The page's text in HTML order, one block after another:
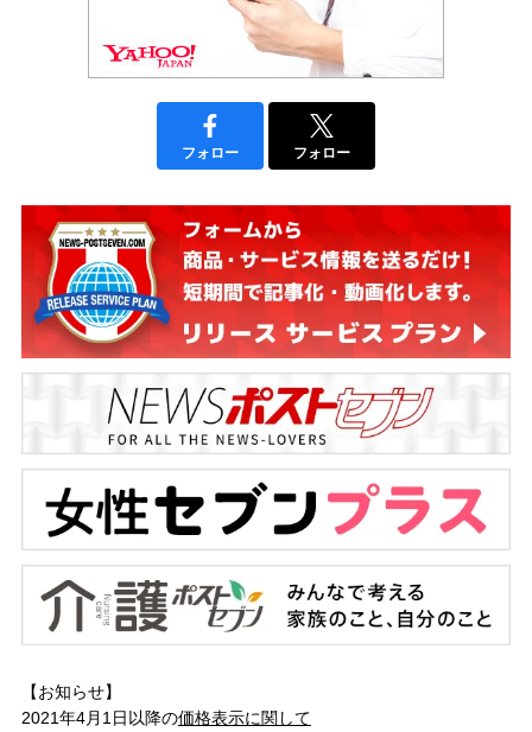
フォロー フォロー
【お知らせ】
2021年4月1日以降の価格表示に関して